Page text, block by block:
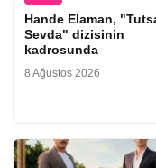
Hande Elaman,
Sevda" dizisinin
kadrosunda
8 Ağustos 2026